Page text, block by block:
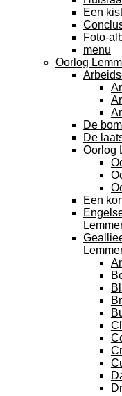
Een
Foto-
menu
Oorlog
De
De
Oorlog
Een